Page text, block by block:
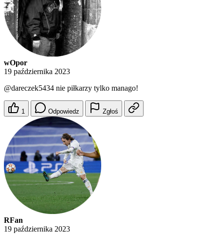
wOpor
19 października 2023
@dareczek5434 nie piłkarzy tylko manago!
1 Odpowiedz Zgłoś
RFan
19 października 2023